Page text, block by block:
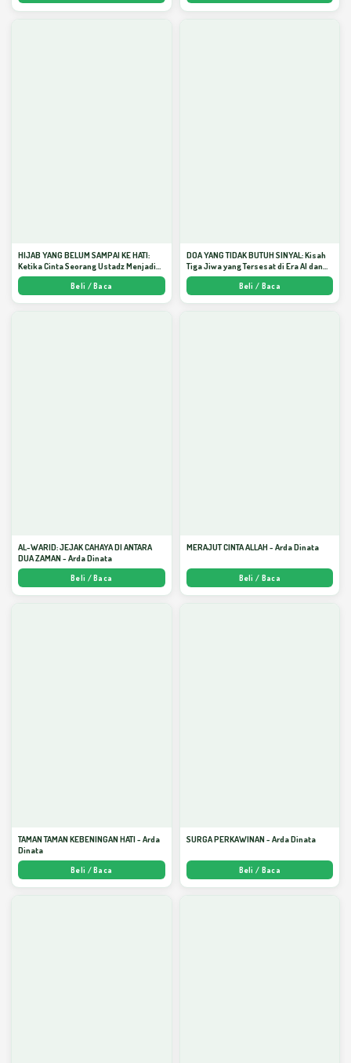
HIJAB YANG BELUM SAMPAI KE HATI:
Ketika Cinta Seorang Ustadz Menjadi
Cermin yang Paling Kejam - Arda
Beli / Baca
DOA YANG TIDAK BUTUH SINYAL: Kisah
Tiga Jiwa yang Tersesat di Era AI dan
Menemukan Jalan Pulang di Bulan
Ramadhan" - Arda Dinata
Beli / Baca
AL-WARID: JEJAK CAHAYA DI ANTARA
DUA ZAMAN - Arda Dinata
Beli / Baca
MERAJUT CINTA ALLAH - Arda Dinata
Beli / Baca
TAMAN TAMAN KEBENINGAN HATI - Arda
Dinata
Beli / Baca
SURGA PERKAWINAN - Arda Dinata
Beli / Baca